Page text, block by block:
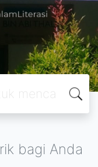
bagi Anda